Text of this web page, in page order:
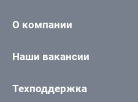
О компании
Наши вакансии
Техподдержка